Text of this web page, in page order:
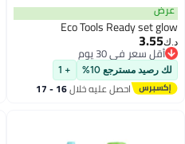
عرض
Eco Tools Ready set glow
د.ك‏3.55
أقل سعر في 30 يوم
أقل سعر في 30 يوم
لك رصيد مسترجع 10% + 1
احصل عليه خلال 16 - 17